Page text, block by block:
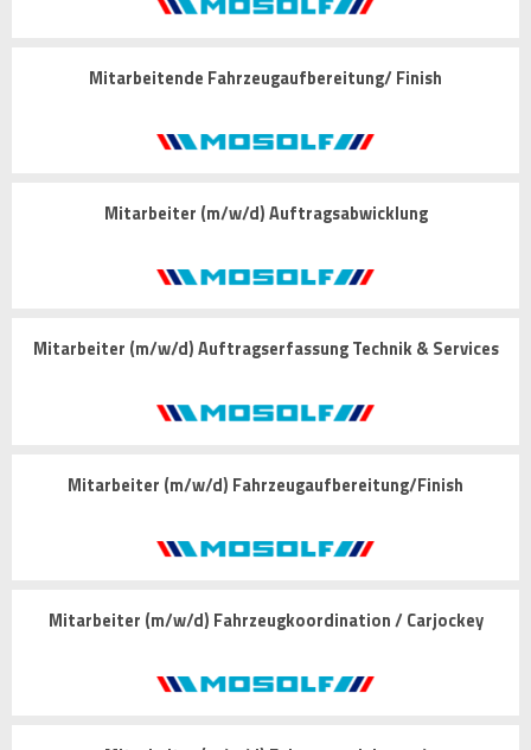
Mitarbeitende Fahrzeugaufbereitung/ Finish
Mitarbeiter (m/w/d) Auftragsabwicklung
Mitarbeiter (m/w/d) Auftragserfassung Technik & Services
Mitarbeiter (m/w/d) Fahrzeugaufbereitung/Finish
Mitarbeiter (m/w/d) Fahrzeugkoordination / Carjockey